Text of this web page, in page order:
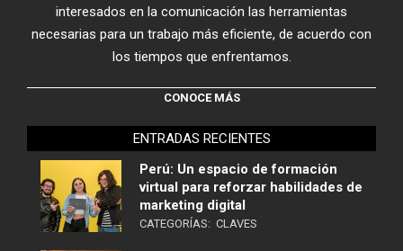
interesados en la comunicación las herramientas
necesarias para un trabajo más eficiente, de acuerdo con
los tiempos que enfrentamos.
CONOCE MÁS
ENTRADAS RECIENTES
Perú: Un espacio de formación
virtual para reforzar habilidades de
marketing digital
CATEGORÍAS: CLAVES